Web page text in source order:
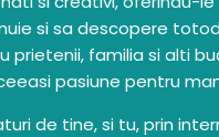
si sa descopere
prietenii, familia si alti
pasiune pentru
de tine, si tu, prin